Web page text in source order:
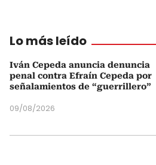
Lo más leído
Iván Cepeda anuncia denuncia
penal contra Efraín Cepeda por
señalamientos de “guerrillero”
09/08/2026